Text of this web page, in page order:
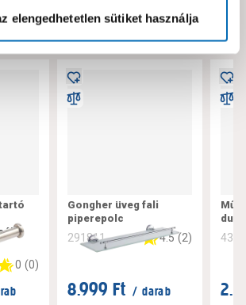
elengedhetetlen sütiket használja
0 (0)
Gongher üveg fali
piperepolc
291811 4.5 (2)
8.999 Ft / darab